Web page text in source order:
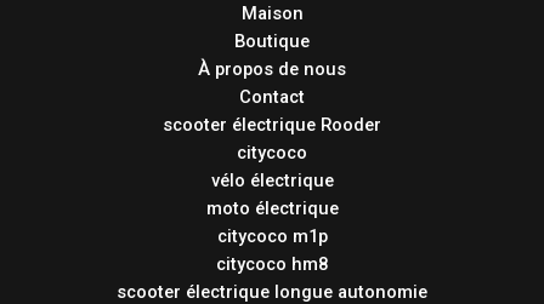
Maison
Boutique
À propos de nous
Contact
scooter électrique Rooder
citycoco
vélo électrique
moto électrique
citycoco m1p
citycoco hm8
scooter électrique longue autonomie